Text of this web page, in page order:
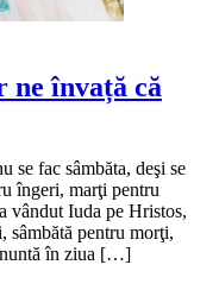
ne învață că
se fac sâmbăta, deşi se
îngeri, marţi pentru
vândut Iuda pe Hristos,
sâmbătă pentru morţi,
nuntă în ziua […]